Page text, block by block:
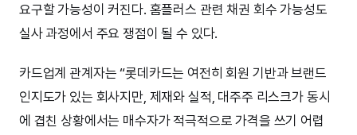
요구할 가능성이 커진다. 홈플러스 관련 채권 회수 가능성도
실사 과정에서 주요 쟁점이 될 수 있다.
카드업계 관계자는 “롯데카드는 여전히 회원 기반과 브랜드
인지도가 있는 회사지만, 제재와 실적, 대주주 리스크가 동시
에 겹친 상황에서는 매수자가 적극적으로 가격을 쓰기 어렵